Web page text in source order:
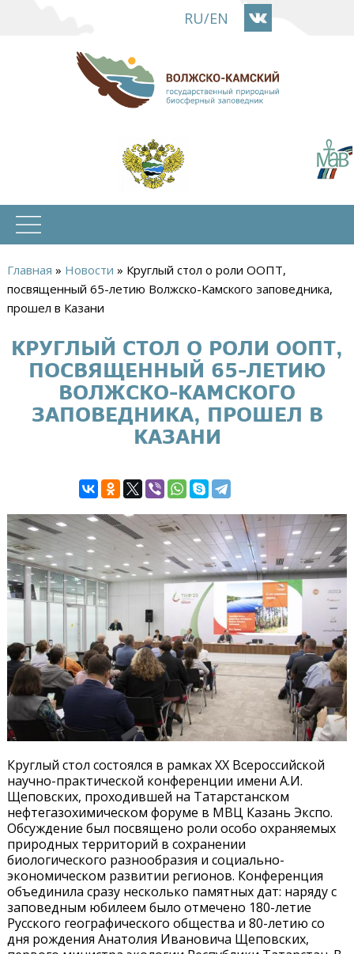
основному
содержанию
RU/EN
Вы
здесь
Главная » Новости » Круглый стол о роли ООПТ,
посвященный 65-летию Волжско-Камского заповедника,
прошел в Казани
КРУГЛЫЙ СТОЛ О РОЛИ ООПТ,
ПОСВЯЩЕННЫЙ 65-ЛЕТИЮ
ВОЛЖСКО-КАМСКОГО
ЗАПОВЕДНИКА, ПРОШЕЛ В
КАЗАНИ
Круглый стол состоялся в рамках XX Всероссийской
научно-практической конференции имени А.И.
Щеповских, проходившей на Татарстанском
нефтегазохимическом форуме в МВЦ Казань Экспо.
Обсуждение был посвящено роли особо охраняемых
природных территорий в сохранении
биологического разнообразия и социально-
экономическом развитии регионов. Конференция
объединила сразу несколько памятных дат: наряду с
заповедным юбилеем было отмечено 180-летие
Русского географического общества и 80-летию со
дня рождения Анатолия Ивановича Щеповских,